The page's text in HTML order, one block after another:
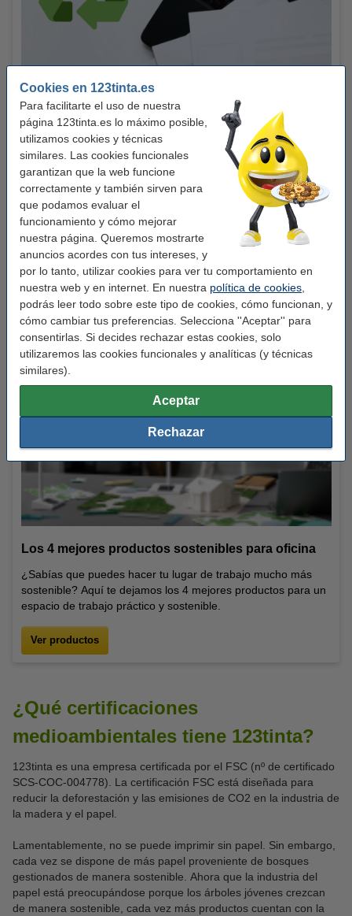
Cookies en 123tinta.es
Para facilitarte el uso de nuestra
página 123tinta.es lo máximo posible,
utilizamos cookies y técnicas
similares. Las cookies funcionales
garantizan que la web funcione
correctamente y también sirven para
que podamos evaluar el
funcionamiento y cómo mejorar
nuestra página. Queremos mostrarte
anuncios acordes con tus intereses, y
por lo tanto, utilizar cookies para ver tu comportamiento en
nuestra web y en internet. En nuestra política de cookies
podrás leer todo sobre este tipo de cookies, cómo funcionan, y
cómo cambiar tus preferencias. Selecciona ''Aceptar'' para
consentirlas. Si decides rechazar estas cookies, solo
utilizaremos las cookies funcionales y analíticas (y técnicas
similares).
Aceptar
Rechazar
Impresión barata y sostenible: 5 pasos
Reducir el gasto en impresiones supone reducir nuestro
impacto en el medio ambiente y todo esto suma a la hora de
proteger tanto el planeta como nuestro bolsillo.
Ver 5 consejos
Los 4 mejores productos sostenibles para oficina
¿Sabías que puedes hacer tu lugar de trabajo mucho más
sostenible? Aquí te dejamos los 4 mejores productos para un
espacio de trabajo práctico y sostenible.
Ver productos
¿Qué certificaciones
medioambientales tiene 123tinta?
123tinta es una empresa certificada por el FSC (nº de certificado
SCS-COC-004778). La certificación FSC está diseñada para
reducir la deforestación y las emisiones de CO2 en la industria de
la madera y el papel.
Lamentablemente, no se puede imprimir sin papel. Sin embargo,
cada vez se dispone de más papel proveniente de bosques
gestionados de manera sostenible. Ahora que la industria del
papel está preocupándose porque los árboles jóvenes crezcan
de manera sostenible, cada vez más productos cuentan con la